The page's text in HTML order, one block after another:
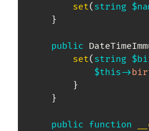
set( string
}
public
set( string
$this->
}
}
public function